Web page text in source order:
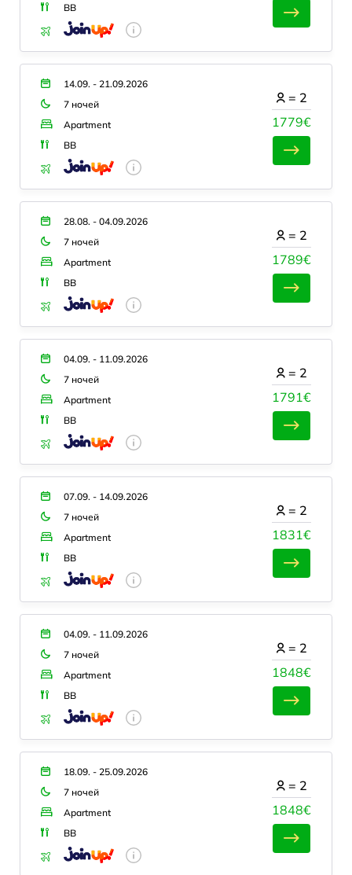
BB
14.09. - 21.09.2026
7 ночей
Apartment
BB
1779€
= 2
28.08. - 04.09.2026
7 ночей
Apartment
BB
1789€
= 2
04.09. - 11.09.2026
7 ночей
Apartment
BB
1791€
= 2
07.09. - 14.09.2026
7 ночей
Apartment
BB
1831€
= 2
04.09. - 11.09.2026
7 ночей
Apartment
BB
1848€
= 2
18.09. - 25.09.2026
7 ночей
Apartment
BB
1848€
= 2